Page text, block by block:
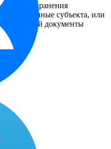
хранения
данные субъекта, или
оснований документы